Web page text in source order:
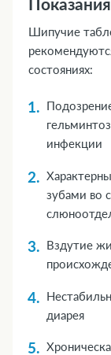
Шипучие
состояниях:
инфекции
зубами во
Вздутие
диарея